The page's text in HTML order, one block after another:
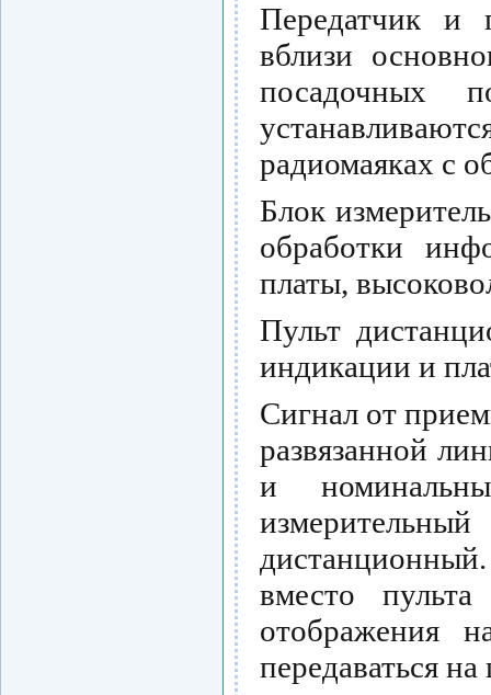
Передатчик и
вблизи
посадочных
радиомаяках с
Блок
обработки
платы,
Пульт
индикации и
Сигнал от
развязанной
и
вместо
отображения
передаваться